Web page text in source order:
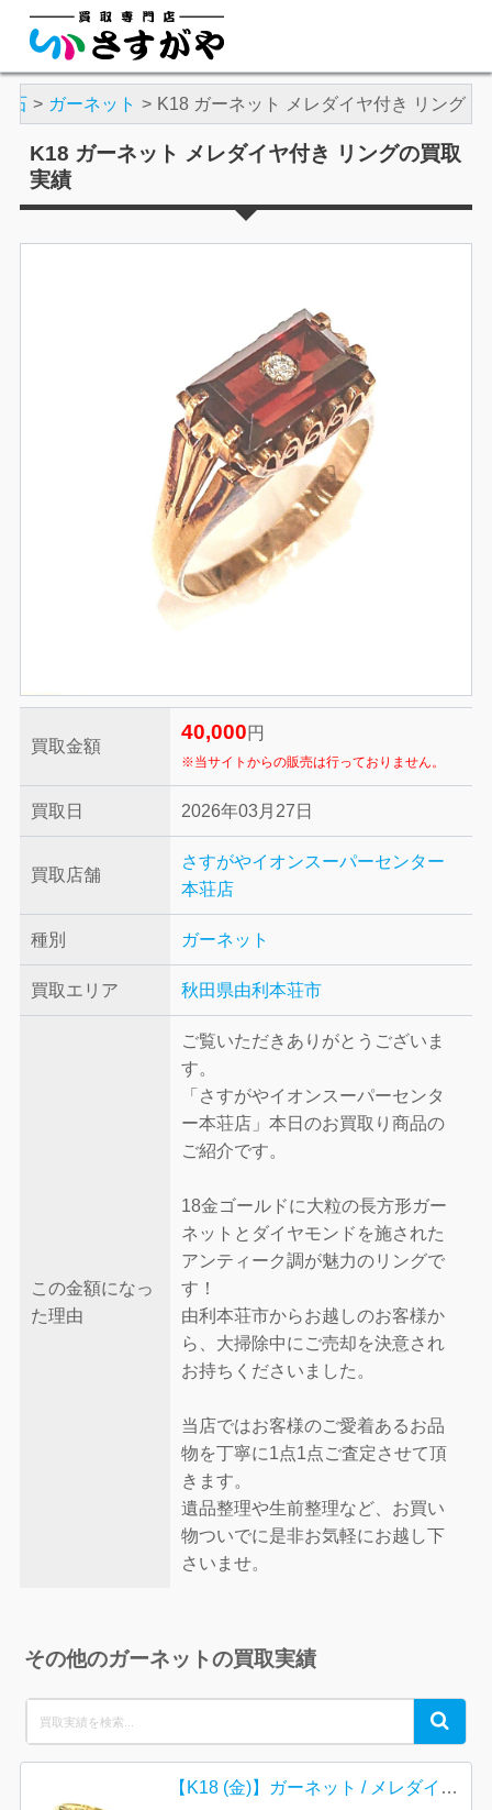
石 ガーネット K18 ガーネット メレダイヤ付き リング
K18 ガーネット メレダイヤ付き リングの買取
実績
買取金額
40,000 円
※当サイトからの販売は行っておりません。
買取日 2026年03月27日
買取店舗
さすがやイオンスーパーセンター
本荘店
種別 ガーネット
買取エリア 秋田県由利本荘市
この金額になっ
た理由
ご覧いただきありがとうございま
す。
「さすがやイオンスーパーセンタ
ー本荘店」本日のお買取り商品の
ご紹介です。
18金ゴールドに大粒の長方形ガー
ネットとダイヤモンドを施された
アンティーク調が魅力のリングで
す！
由利本荘市からお越しのお客様か
ら、大掃除中にご売却を決意され
お持ちくださいました。
当店ではお客様のご愛着あるお品
物を丁寧に1点1点ご査定させて頂
きます。
遺品整理や生前整理など、お買い
物ついでに是非お気軽にお越し下
さいませ。
その他のガーネットの買取実績
for:
Search
【K18 (金)】ガーネット / メレダイヤ / リング